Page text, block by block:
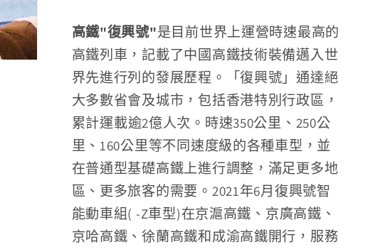
高鐵"復興號"是目前世界上運營時速最高的
高鐵列車，記載了中國高鐵技術裝備邁入世
界先進行列的發展歷程。「復興號」通達絕
大多數省會及城市，包括香港特別行政區，
累計運載逾2億人次。時速350公里、250公
里、160公里等不同速度級的各種車型，並
在普通型基礎高鐵上進行調整，滿足更多地
區、更多旅客的需要。2021年6月復興號智
能動車組( -Z車型)在京滬高鐵、京廣高鐵、
京哈高鐵、徐蘭高鐵和成渝高鐵開行，服務